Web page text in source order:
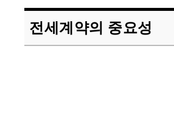
전세계약의 중요성